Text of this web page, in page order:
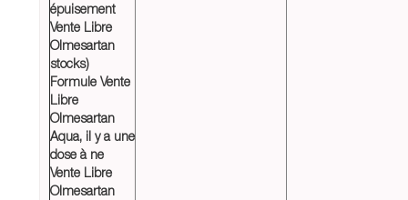
épuisement
Vente Libre
Olmesartan
stocks)
Formule Vente
Libre
Olmesartan
Aqua, il y a une
dose à ne
Vente Libre
Olmesartan